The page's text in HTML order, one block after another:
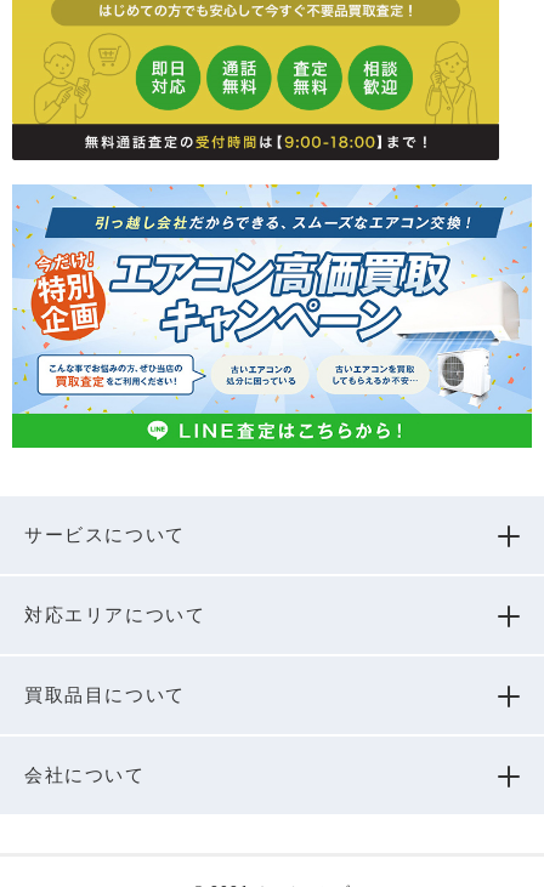
サービスについて
対応エリアについて
買取品⽬について
会社について